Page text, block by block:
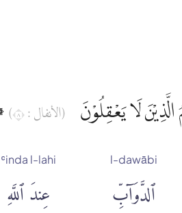
لَا يَعْقِلُوْنَ (الأنفال : ٨)
l-dawābi
ٱلدَّوَآبِّ
ʿinda l-lahi
عِندَ ٱللَّهِ